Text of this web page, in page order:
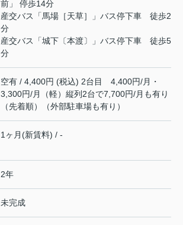
前」 停歩14分
産交バス「馬場［天草］」バス停下車 徒歩2
分
産交バス「城下〔本渡〕」バス停下車 徒歩5
分
空有 / 4,400円 (税込) 2台目 4,400円/月・
3,300円/月（軽）縦列2台で7,700円/月も有り
（先着順）（外部駐車場も有り）
1ヶ月(新賃料) / -
2年
未完成